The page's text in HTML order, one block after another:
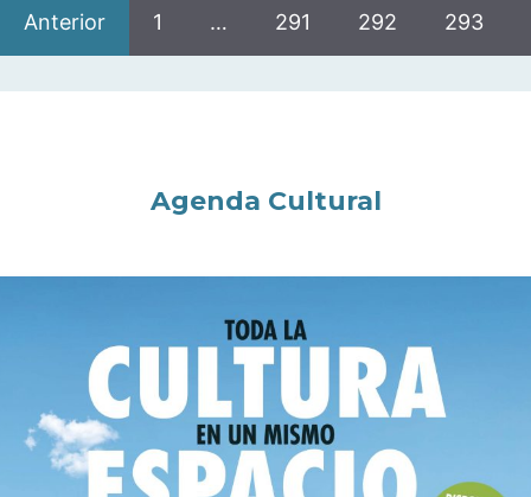
Anterior 1 … 291 292 293
Agenda Cultural